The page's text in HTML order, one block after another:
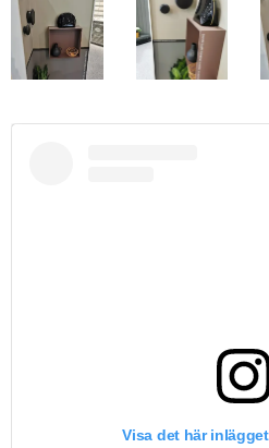
Visa det här